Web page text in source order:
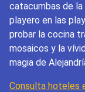
catacumbas de
playero en las
probar la cocina
mosaicos y la
magia de
Consulta hoteles